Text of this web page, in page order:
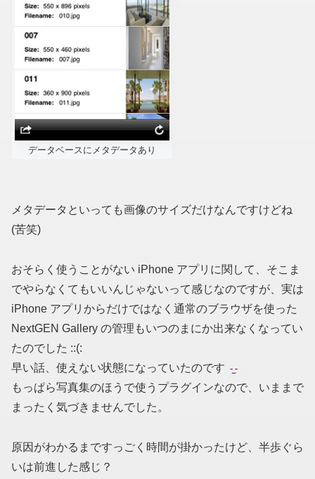
データベースにメタデータあり
メタデータといっても画像のサイズだけなんですけどね
(苦笑)
おそらく使うことがない iPhone アプリに関して、そこま
でやらなくてもいいんじゃないって感じなのですが、実は
iPhone アプリからだけではなく通常のブラウザを使った
NextGEN Gallery の管理もいつのまにか出来なくなってい
たのでした ::(:
早い話、使えない状態になっていたのです
もっぱら写真集のほうで使うプラグインなので、いままで
まったく気づきませんでした。
原因がわかるまですっごく時間が掛かったけど、半歩ぐら
いは前進した感じ？